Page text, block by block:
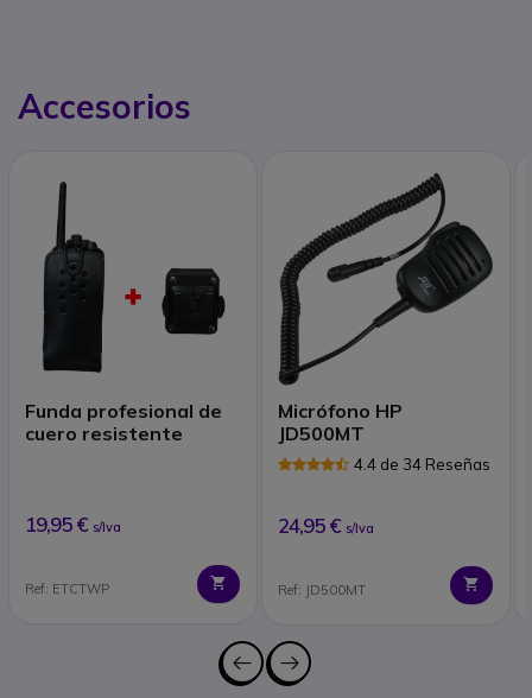
Accesorios
Funda profesional de
cuero resistente
19,95 € s/Iva
Ref: ETCTWP
Micrófono HP
JD500MT
4.4 de 34 Reseñas
24,95 € s/Iva
Ref: JD500MT